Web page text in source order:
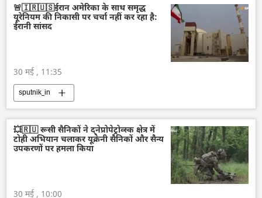
यूक्रेन
ड्रोन
वायु रक्षा
राष्ट्रीय सुरक्षा
🚨🇮🇷🇺🇸ईरान अमेरिका के साथ समृद्ध
यूरेनियम की निकासी पर चर्चा नहीं कर रहा है:
ईरानी सांसद
30 मई , 11:35
sputnik_in
💥🇷🇺 रूसी सैनिकों ने द्नेप्रोपेट्रोव्स्क क्षेत्र में
टोही अभियान चलाकर यूक्रेनी सैनिकों और सैन्य
उपकरणों पर हमला किया
30 मई , 10:00